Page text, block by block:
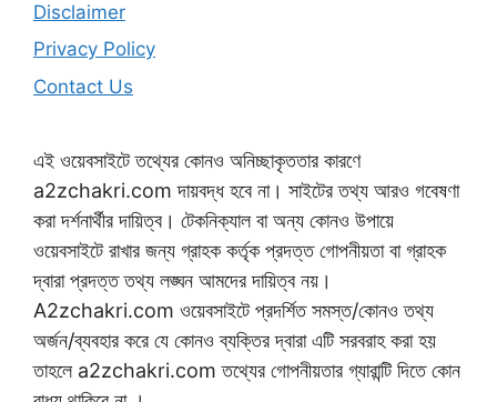
Disclaimer
Privacy Policy
Contact Us
এই ওয়েবসাইটে তথ্যের কোনও অনিচ্ছাকৃততার কারণে
a2zchakri.com দায়বদ্ধ হবে না। সাইটের তথ্য আরও গবেষণা
করা দর্শনার্থীর দায়িত্ব। টেকনিক্যাল বা অন্য কোনও উপায়ে
ওয়েবসাইটে রাখার জন্য গ্রাহক কর্তৃক প্রদত্ত গোপনীয়তা বা গ্রাহক
দ্বারা প্রদত্ত তথ্য লঙ্ঘন আমদের দায়িত্ব নয়।
A2zchakri.com ওয়েবসাইটে প্রদর্শিত সমস্ত/কোনও তথ্য
অর্জন/ব্যবহার করে যে কোনও ব্যক্তির দ্বারা এটি সরবরাহ করা হয়
তাহলে a2zchakri.com তথ্যের গোপনীয়তার গ্যারান্টি দিতে কোন